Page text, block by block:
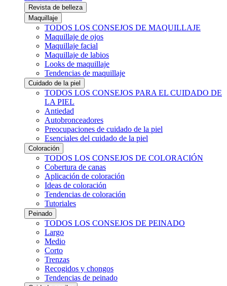
Revista de belleza
Maquillaje
TODOS LOS CONSEJOS DE MAQUILLAJE
Maquillaje de ojos
Maquillaje facial
Maquillaje de labios
Looks de maquillaje
Tendencias de maquillaje
Cuidado de la piel
TODOS LOS CONSEJOS PARA EL CUIDADO DE
LA PIEL
Antiedad
Autobronceadores
Preocupaciones de cuidado de la piel
Esenciales del cuidado de la piel
Coloración
TODOS LOS CONSEJOS DE COLORACIÓN
Cobertura de canas
Aplicación de coloración
Ideas de coloración
Tendencias de coloración
Tutoriales
Peinado
TODOS LOS CONSEJOS DE PEINADO
Largo
Medio
Corto
Trenzas
Recogidos y chongos
Tendencias de peinado